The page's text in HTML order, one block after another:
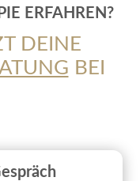
ERFAHREN?
DEINE
BEI